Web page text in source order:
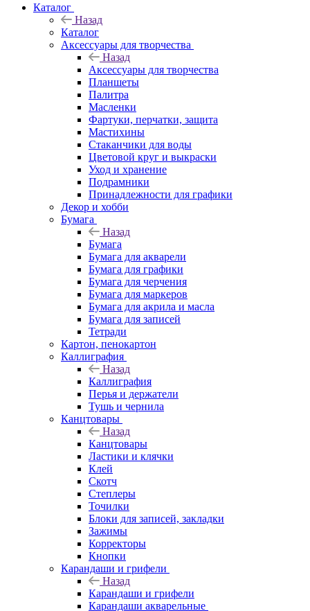
Каталог
Назад
Каталог
Аксессуары для творчества
Назад
Аксессуары для творчества
Планшеты
Палитра
Масленки
Фартуки, перчатки, защита
Мастихины
Стаканчики для воды
Цветовой круг и выкраски
Уход и хранение
Подрамники
Принадлежности для графики
Декор и хобби
Бумага
Назад
Бумага
Бумага для акварели
Бумага для графики
Бумага для черчения
Бумага для маркеров
Бумага для акрила и масла
Бумага для записей
Тетради
Картон, пенокартон
Каллиграфия
Назад
Каллиграфия
Перья и держатели
Тушь и чернила
Канцтовары
Назад
Канцтовары
Ластики и клячки
Клей
Скотч
Степлеры
Точилки
Блоки для записей, закладки
Зажимы
Корректоры
Кнопки
Карандаши и грифели
Назад
Карандаши и грифели
Карандаши акварельные